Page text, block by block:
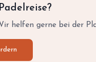
helfen gerne bei der